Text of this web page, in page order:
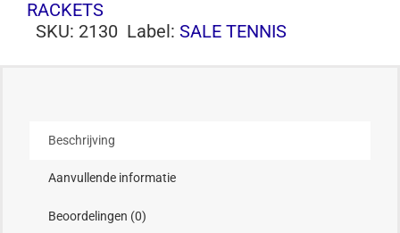
RACKETS
SKU: 2130 Label: SALE TENNIS
Beschrijving
Aanvullende informatie
Beoordelingen (0)